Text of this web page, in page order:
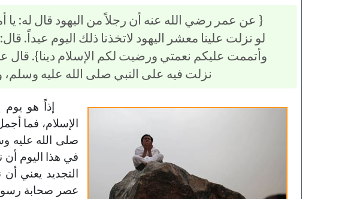
{ عن عمر رضي الله عنه أن رجلاً من اليهود قال له: يا
لو نزلت علينا معشر اليهود لاتخذنا ذلك اليوم عيداً.
وأتممت عليكم نعمتي ورضيت لكم الإسلام دينا}. قال
نزلت فيه على النبي صلى الله عليه
إذاً هو يوم
الإسلام، فما
صلى الله عليه
في هذا اليوم أن
التجديد يعني أن
عصر صحابة رسول